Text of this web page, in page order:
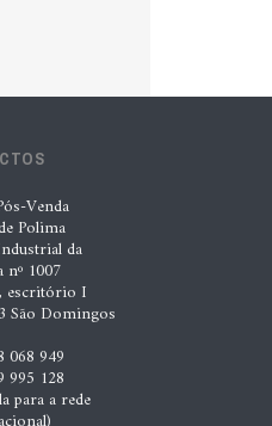
Portugal
os seus
Venda
Polima
da
nº 1007
escritório I
São Domingos
068 949
995 128
para a rede